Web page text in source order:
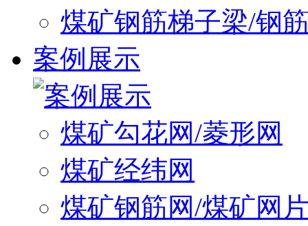
煤矿钢筋梯子梁/钢
案例展示
煤矿勾花网/菱形网
煤矿经纬网
煤矿钢筋网/煤矿网